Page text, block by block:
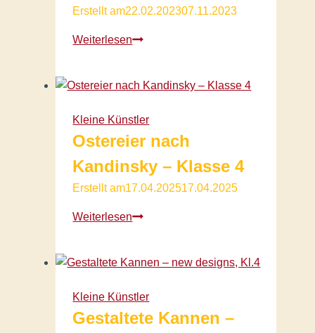
Erstellt am22.02.202307.11.2023
WeiterlesenWeihnachtsbäumchen
Klee-
3
Kleine Künstler
Ostereier nach
Kandinsky – Klasse 4
Erstellt am17.04.202517.04.2025
WeiterlesenOstereier
–
4
Kleine Künstler
Gestaltete Kannen –